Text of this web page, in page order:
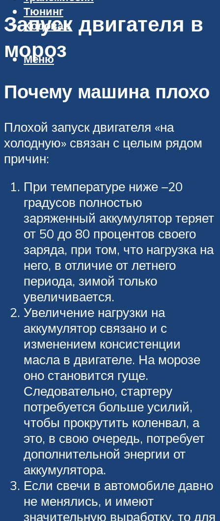
Тюнинг
Ходовая
Меню
Запуск двигателя в
мороз
Почему машина плохо
Плохой запуск двигателя «на
холодную» связан с целым рядом
причин:
При температуре ниже –20
градусов полностью
заряженный аккумулятор теряет
от 50 до 80 процентов своего
заряда, при том, что нагрузка на
него, в отличие от летнего
периода, зимой только
увеличивается.
Увеличение нагрузки на
аккумулятор связано и с
изменением консистенции
масла в двигателе. На морозе
оно становится гуще.
Следовательно, стартеру
потребуется больше усилий,
чтобы прокрутить коленвал, а
это, в свою очередь, потребует
дополнительной энергии от
аккумулятора.
Если свечи в автомобиле давно
не менялись, и имеют
значительную выработку, то для